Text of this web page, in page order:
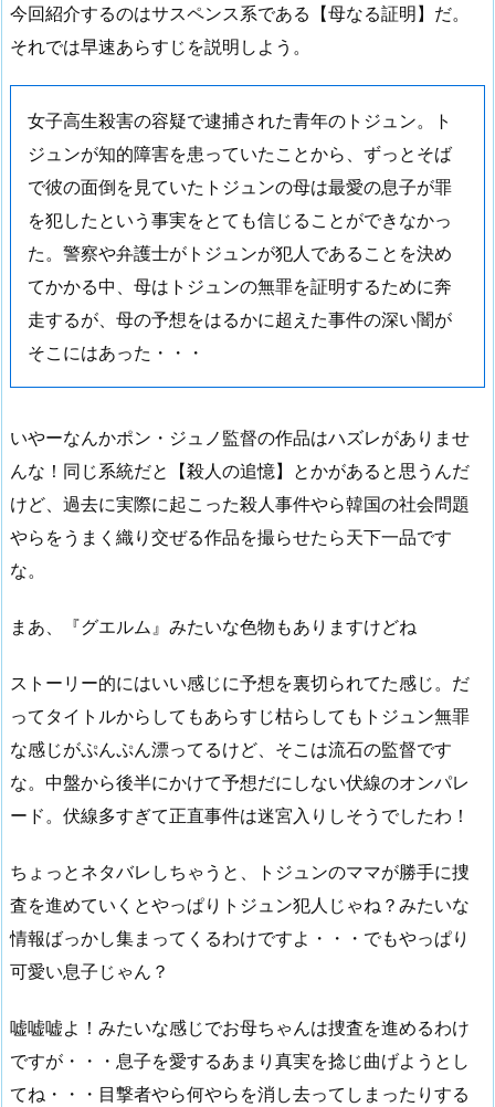
今回紹介するのはサスペンス系である【母なる証明】だ。
それでは早速あらすじを説明しよう。
女子高生殺害の容疑で逮捕された青年のトジュン。ト
ジュンが知的障害を患っていたことから、ずっとそば
で彼の面倒を見ていたトジュンの母は最愛の息子が罪
を犯したという事実をとても信じることができなかっ
た。警察や弁護士がトジュンが犯人であることを決め
てかかる中、母はトジュンの無罪を証明するために奔
走するが、母の予想をはるかに超えた事件の深い闇が
そこにはあった・・・
いやーなんかポン・ジュノ監督の作品はハズレがありませ
んな！同じ系統だと【殺人の追憶】とかがあると思うんだ
けど、過去に実際に起こった殺人事件やら韓国の社会問題
やらをうまく織り交ぜる作品を撮らせたら天下一品です
な。
まあ、『グエルム』みたいな色物もありますけどね
ストーリー的にはいい感じに予想を裏切られてた感じ。だ
ってタイトルからしてもあらすじ枯らしてもトジュン無罪
な感じがぷんぷん漂ってるけど、そこは流石の監督です
な。中盤から後半にかけて予想だにしない伏線のオンパレ
ード。伏線多すぎて正直事件は迷宮入りしそうでしたわ！
ちょっとネタバレしちゃうと、トジュンのママが勝手に捜
査を進めていくとやっぱりトジュン犯人じゃね？みたいな
情報ばっかし集まってくるわけですよ・・・でもやっぱり
可愛い息子じゃん？
嘘嘘嘘よ！みたいな感じでお母ちゃんは捜査を進めるわけ
ですが・・・息子を愛するあまり真実を捻じ曲げようとし
てね・・・目撃者やら何やらを消し去ってしまったりする